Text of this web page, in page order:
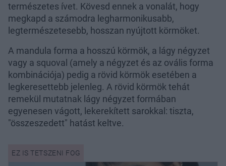
természetes ívet. Kövesd ennek a vonalát, hogy
megkapd a számodra legharmonikusabb,
legtermészetesebb, hosszan nyújtott körmöket.
A mandula forma a hosszú körmök, a lágy négyzet
vagy a squoval (amely a négyzet és az ovális forma
kombinációja) pedig a rövid körmök esetében a
legkeresettebb jelenleg. A rövid körmök tehát
remekül mutatnak lágy négyzet formában
egyenesen vágott, lekerekített sarokkal: tiszta,
"összeszedett" hatást keltve.